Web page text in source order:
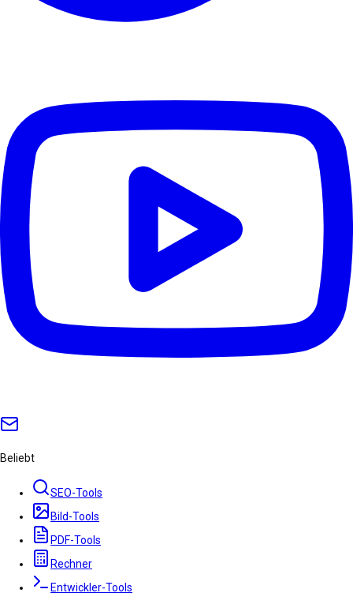
Beliebt
SEO-Tools
Bild-Tools
PDF-Tools
Rechner
Entwickler-Tools